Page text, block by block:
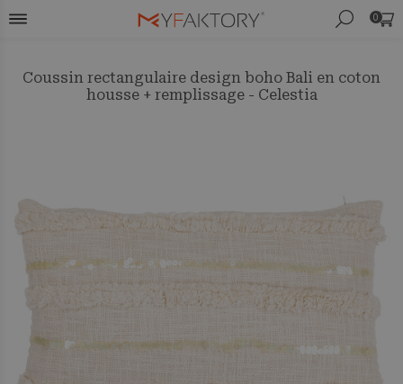
0
Coussin rectangulaire design boho Bali en coton
housse + remplissage - Celestia